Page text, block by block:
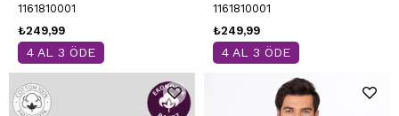
1161810001
₺249,99
4 AL 3 ÖDE
1161810001
₺249,99
4 AL 3 ÖDE